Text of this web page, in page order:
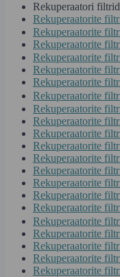
Rekuperaatori filtrid
Rekuperaatorite
Rekuperaatorite
Rekuperaatorite
Rekuperaatorite
Rekuperaatorite
Rekuperaatorite
Rekuperaatorite
Rekuperaatorite
Rekuperaatorite
Rekuperaatorite
Rekuperaatorite
Rekuperaatorite
Rekuperaatorite
Rekuperaatorite
Rekuperaatorite
Rekuperaatorite
Rekuperaatorite
Rekuperaatorite
Rekuperaatorite
Rekuperaatorite
Rekuperaatorite